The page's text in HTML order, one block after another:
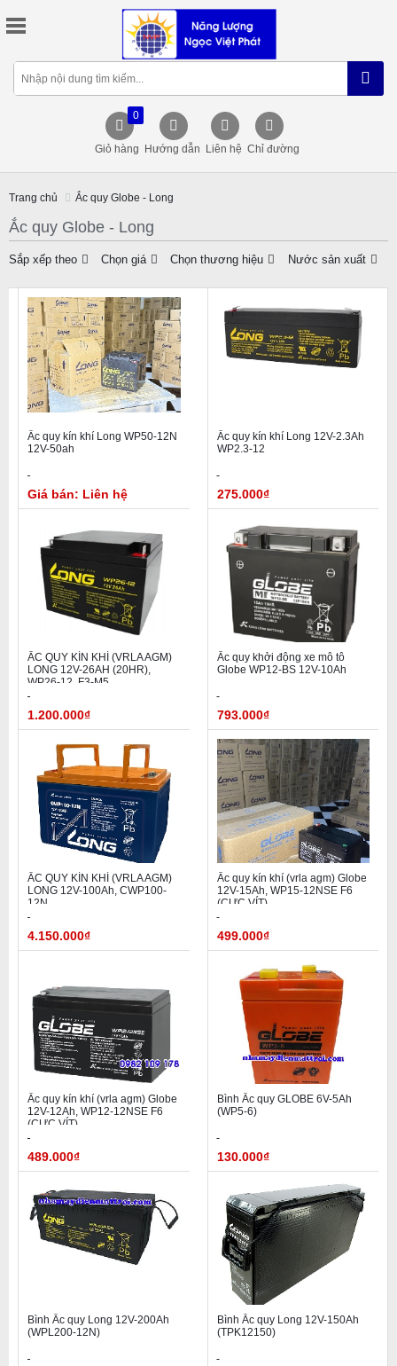
Giỏ hàng
0
Hướng dẫn Liên hệ Chỉ đường
Trang chủ Ắc quy Globe - Long
Ắc quy Globe - Long
Sắp xếp theo Chọn giá Chọn thương hiệu Nước sản xuất
Ắc quy kín khí Long WP50-12N
12V-50ah
Giá bán: Liên hệ
Ắc quy kín khí Long 12V-2.3Ah
WP2.3-12
275.000₫
ẮC QUY KÍN KHÍ (VRLA AGM)
LONG 12V-26AH (20HR),
WP26-12, F3-M5
1.200.000₫
Ắc quy khởi động xe mô tô
Globe WP12-BS 12V-10Ah
793.000₫
ẮC QUY KÍN KHÍ (VRLA AGM)
LONG 12V-100Ah, CWP100-
12N
4.150.000₫
Ắc quy kín khí (vrla agm) Globe
12V-15Ah, WP15-12NSE F6
(CỰC VÍT)
499.000₫
Ắc quy kín khí (vrla agm) Globe
12V-12Ah, WP12-12NSE F6
(CỰC VÍT)
489.000₫
Bình Ắc quy GLOBE 6V-5Ah
(WP5-6)
130.000₫
Bình Ắc quy Long 12V-200Ah
(WPL200-12N)
Bình Ắc quy Long 12V-150Ah
(TPK12150)